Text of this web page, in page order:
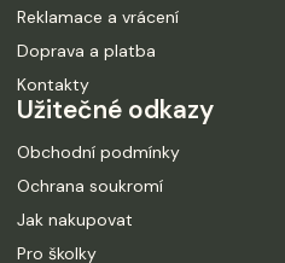
Reklamace a vrácení
Doprava a platba
Kontakty
Užitečné odkazy
Obchodní podmínky
Ochrana soukromí
Jak nakupovat
Pro školky